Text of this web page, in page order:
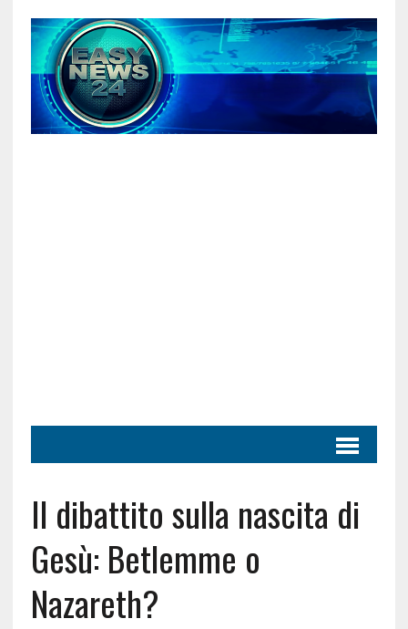
Il dibattito sulla nascita di
Gesù: Betlemme o
Nazareth?